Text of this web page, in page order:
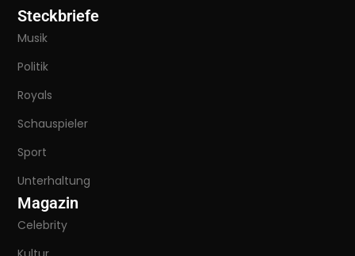
Steckbriefe
Musik
Politik
Royals
Schauspieler
Sport
Unterhaltung
Magazin
Celebrity